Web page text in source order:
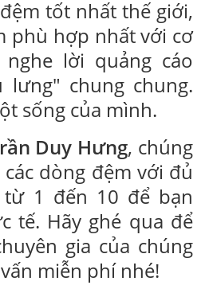
tốt nhất thế giới,
phù hợp nhất với cơ
lời quảng cáo
lưng" chung chung.
sống của mình.
Duy Hưng, chúng
dòng đệm với đủ
1 đến 10 để bạn
tế. Hãy ghé qua để
gia của chúng
miễn phí nhé!